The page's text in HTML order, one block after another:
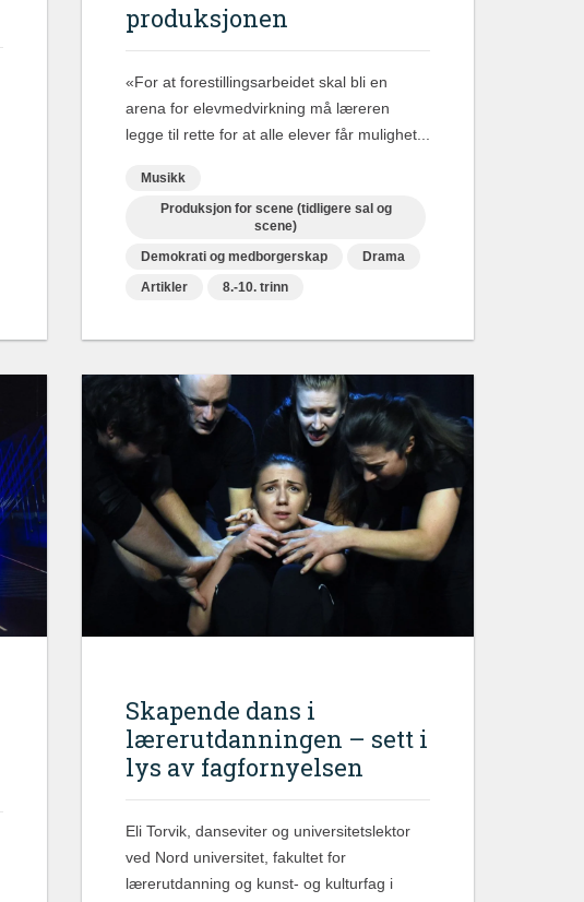
produksjonen
«For at forestillingsarbeidet skal bli en
arena for elevmedvirkning må læreren
legge til rette for at alle elever får mulighet...
Musikk
Produksjon for scene (tidligere sal og
scene)
Demokrati og medborgerskap
Drama
Artikler
8.-10. trinn
Skapende dans i
lærerutdanningen – sett i
lys av fagfornyelsen
Eli Torvik, danseviter og universitetslektor
ved Nord universitet, fakultet for
lærerutdanning og kunst- og kulturfag i